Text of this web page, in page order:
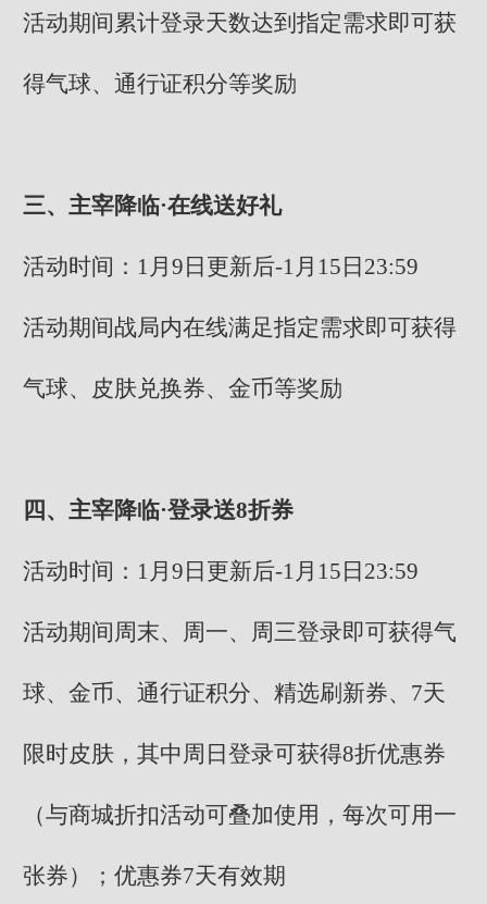
活动期间累计登录天数达到指定需求即可获
得气球、通行证积分等奖励
三、主宰降临·在线送好礼
活动时间：1月9日更新后-1月15日23:59
活动期间战局内在线满足指定需求即可获得
气球、皮肤兑换券、金币等奖励
四、主宰降临·登录送8折券
活动时间：1月9日更新后-1月15日23:59
活动期间周末、周一、周三登录即可获得气
球、金币、通行证积分、精选刷新券、7天
限时皮肤，其中周日登录可获得8折优惠券
（与商城折扣活动可叠加使用，每次可用一
张券）；优惠券7天有效期